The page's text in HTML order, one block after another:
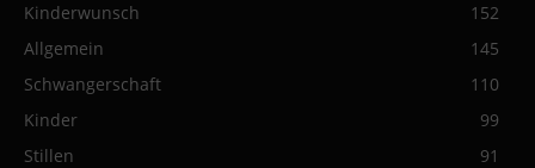
Kinderwunsch
152
Allgemein
145
Schwangerschaft
110
Kinder
99
Stillen
91